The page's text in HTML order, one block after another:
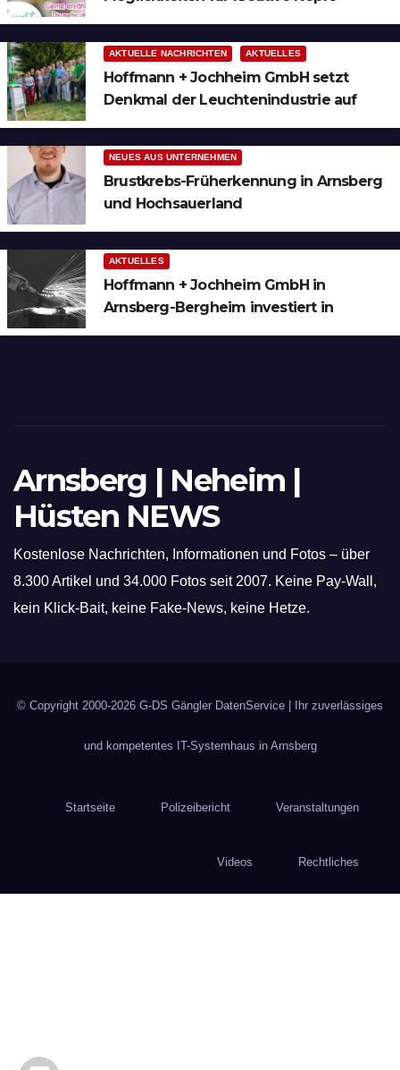
AKTUELLE NACHRICHTEN AKTUELLES
Hoffmann + Jochheim GmbH setzt
Denkmal der Leuchtenindustrie auf
NEUES AUS UNTERNEHMEN
Brustkrebs-Früherkennung in Arnsberg
und Hochsauerland
AKTUELLES
Hoffmann + Jochheim GmbH in
Arnsberg-Bergheim investiert in
Arnsberg | Neheim |
Hüsten NEWS
Kostenlose Nachrichten, Informationen und Fotos – über
8.300 Artikel und 34.000 Fotos seit 2007. Keine Pay-Wall,
kein Klick-Bait, keine Fake-News, keine Hetze.
© Copyright 2000-2026 G-DS Gängler DatenService | Ihr zuverlässiges
und kompetentes IT-Systemhaus in Arnsberg
Startseite Polizeibericht Veranstaltungen
Videos Rechtliches